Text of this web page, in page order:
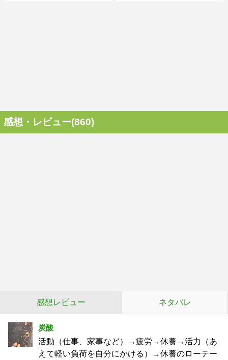
感想・レビュー(860)
感想レビュー ネタバレ
炭酸
活動（仕事、家事など）→疲労→休養→活力（あ
えて軽い負荷を自分にかける）→休養のローテー